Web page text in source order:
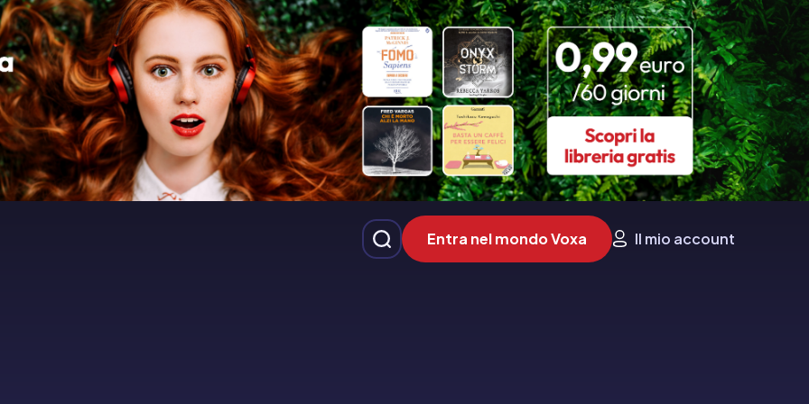
Entra nel mondo Voxa Il mio account